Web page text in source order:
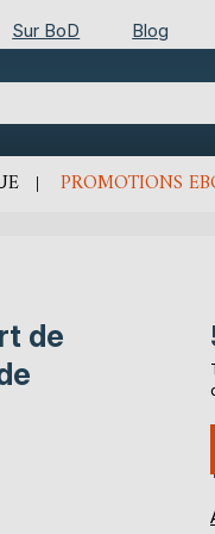
Sur BoD Blog
PROMOTIONS
de